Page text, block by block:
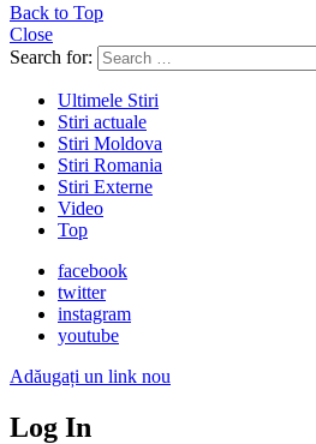
Back to Top
Close
Search for:
Ultimele Stiri
Stiri actuale
Stiri Moldova
Stiri Romania
Stiri Externe
Video
Top
facebook
twitter
instagram
youtube
Adăugați un link nou
Log In